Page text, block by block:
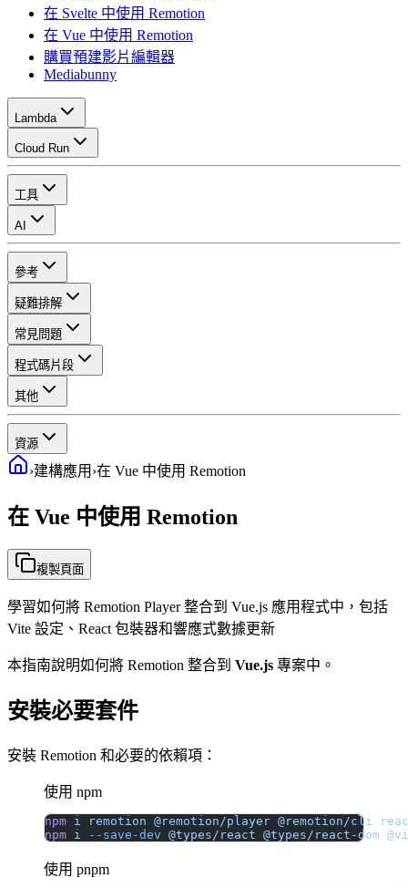
在 Svelte 中使用 Remotion
在 Vue 中使用 Remotion
購買預建影片編輯器
Mediabunny
Lambda
Cloud Run
工具
AI
參考
疑難排解
常見問題
程式碼片段
其他
資源
›建構應用 ›在 Vue 中使用 Remotion
在 Vue 中使用 Remotion
複製頁面
學習如何將 Remotion Player 整合到 Vue.js 應用程式中，包括
Vite 設定、React 包裝器和響應式數據更新
本指南說明如何將 Remotion 整合到 Vue.js 專案中。
安裝必要套件
安裝 Remotion 和必要的依賴項：
使用 npm
npm i remotion @remotion/player @remotion/cli
npm i --save-dev @types/react @types/react-dom
使用 pnpm